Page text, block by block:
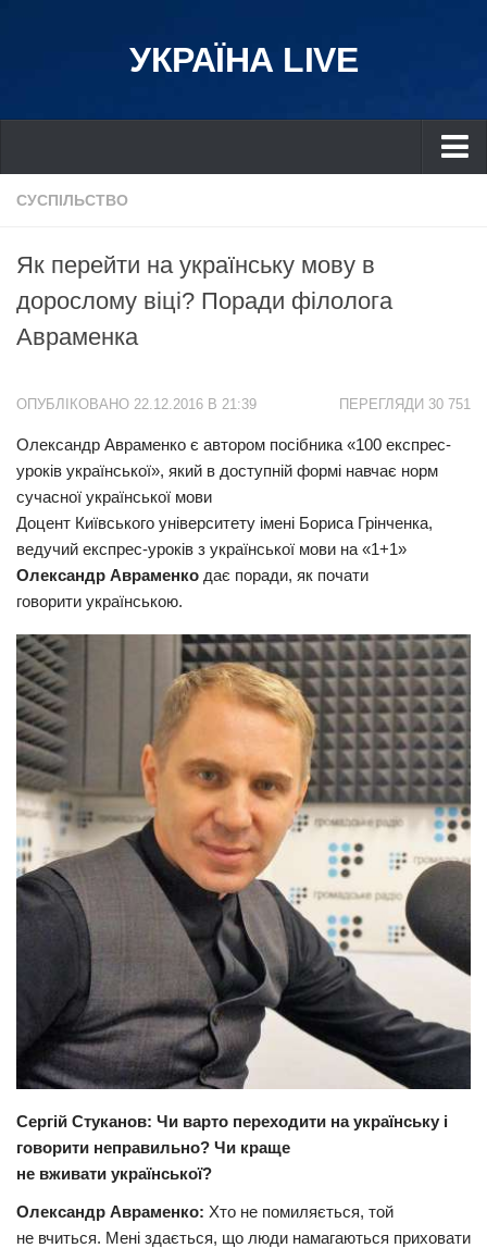
УКРАЇНА LIVE
Україна
Дніпро
Львів
Івано-Франківськ
Донбас
Одеса
Схід
Прикарпаття
Економіка
Політика
Світ
Цікаво
Наука
Технології
Історії
Рецепти
Привітання
Здоров’я
Трагедії
Курйози
Суспільство
Культура
Шоу-біз
#Війна
СУСПІЛЬСТВО
Як перейти на українську мову в
дорослому віці? Поради філолога
Авраменка
ПЕРЕГЛЯДИ 30 751
ОПУБЛІКОВАНО 22.12.2016 В 21:39
Олександр Авраменко є автором посібника «100 експрес-
уроків української», який в доступній формі навчає норм
сучасної української мови
Доцент Київського університету імені Бориса Грінченка,
ведучий експрес-уроків з української мови на «1+1»
Олександр Авраменко дає поради, як почати
говорити українською.
Сергій Стуканов: Чи варто переходити на українську і
говорити неправильно? Чи краще
не вживати української?
Олександр Авраменко: Хто не помиляється, той
не вчиться. Мені здається, що люди намагаються приховати